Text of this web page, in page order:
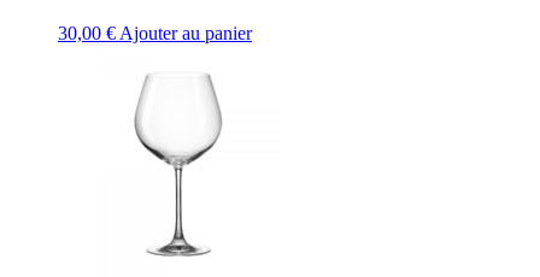
30,00 €Ajouter au panier